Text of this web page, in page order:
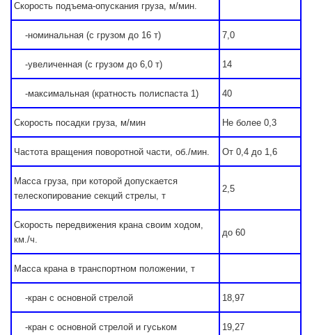
Скорость подъема-опускания груза, м/мин.
-номинальная (с грузом до 16 т) 7,0
-увеличенная (с грузом до 6,0 т) 14
-максимальная (кратность полиспаста 1) 40
Скорость посадки груза, м/мин Не более 0,3
Частота вращения поворотной части, об./мин. От 0,4 до 1,6
Масса груза, при которой допускается
телескопирование секций стрелы, т
2,5
Скорость передвижения крана своим ходом,
км./ч.
до 60
Масса крана в транспортном положении, т
-кран с основной стрелой 18,97
-кран с основной стрелой и гуськом 19,27